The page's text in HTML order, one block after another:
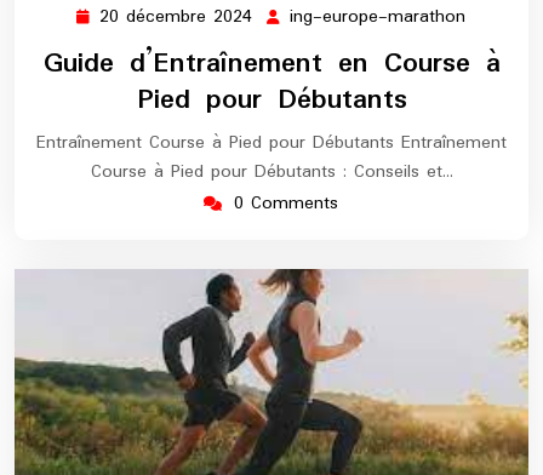
20 décembre 2024 20
2024
ing-europe-marathon
europe-
marathon
Guide d’Entraînement en Course à
Pied pour Débutants
Entraînement Course à Pied pour Débutants Entraînement
Course à Pied pour Débutants : Conseils et…
0 Comments